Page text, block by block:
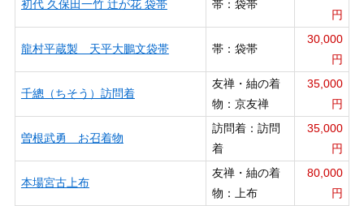
初代 久保田一竹 辻が花 袋帯 帯：袋帯
円
龍村平蔵製 天平大鵬文袋帯 帯：袋帯
30,000
円
千總（ちそう）訪問着
友禅・紬の着
物：京友禅
35,000
円
曽根武勇 お召着物
訪問着：訪問
着
35,000
円
本場宮古上布
友禅・紬の着
物：上布
80,000
円